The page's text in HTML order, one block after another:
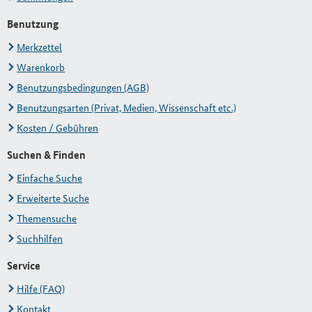
Benutzung
Merkzettel
Warenkorb
Benutzungsbedingungen (AGB)
Benutzungsarten (Privat, Medien, Wissenschaft etc.)
Kosten / Gebühren
Suchen & Finden
Einfache Suche
Erweiterte Suche
Themensuche
Suchhilfen
Service
Hilfe (FAQ)
Kontakt